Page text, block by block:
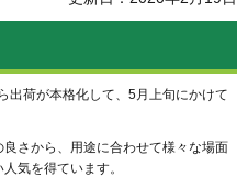
出荷が本格化して、5月上旬にかけて
さから、用途に合わせて様々な場面
気を得ています。